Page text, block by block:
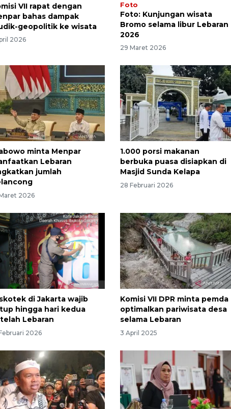
VII rapat dengan
bahas dampak
geopolitik ke wisata
2026
Foto
Foto: Kunjungan wisata
Bromo selama libur Lebaran
2026
29 Maret 2026
minta Menpar
Lebaran
jumlah
2026
1.000 porsi makanan
berbuka puasa disiapkan di
Masjid Sunda Kelapa
28 Februari 2026
di Jakarta wajib
hingga hari kedua
Lebaran
2026
Komisi VII DPR minta pemda
optimalkan pariwisata desa
selama Lebaran
3 April 2025